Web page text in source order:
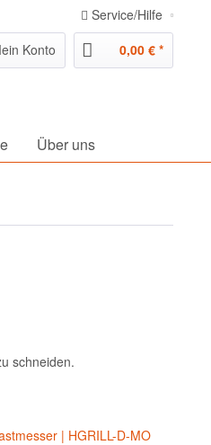
Service/Hilfe
Konto
0,00 € *
Über uns
schneiden.